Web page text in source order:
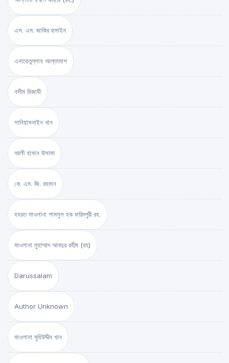
এস. এম. জাকির হুসাইন
এনায়েতুল্লাহ আল্‌তামাশ
নসীম হিজাযী
সানিয়াসনাইন খান
আলী হাসান উসামা
কে. এম. জি. রহমান
হযরত মাওলানা শামসুল হক ফরিদপুরী রহ.
মাওলানা মুহাম্মাদ আবদুর রহীম (রহ)
Darussalam
Author Unknown
মাওলানা মুহিউদ্দীন খান